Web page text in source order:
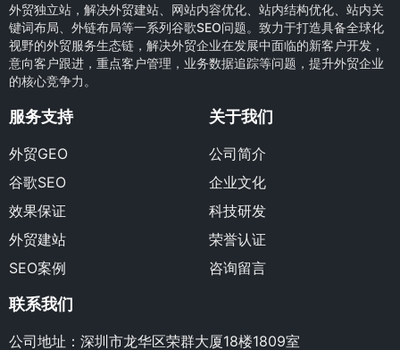
外贸独立站，解决外贸建站、网站内容优化、站内结构优化、站内关
键词布局、外链布局等一系列谷歌SEO问题。致力于打造具备全球化
视野的外贸服务生态链，解决外贸企业在发展中面临的新客户开发，
意向客户跟进，重点客户管理，业务数据追踪等问题，提升外贸企业
的核心竞争力。
服务支持
外贸GEO
谷歌SEO
效果保证
外贸建站
SEO案例
关于我们
公司简介
企业文化
科技研发
荣誉认证
咨询留言
联系我们
公司地址：深圳市龙华区荣群大厦18楼1809室